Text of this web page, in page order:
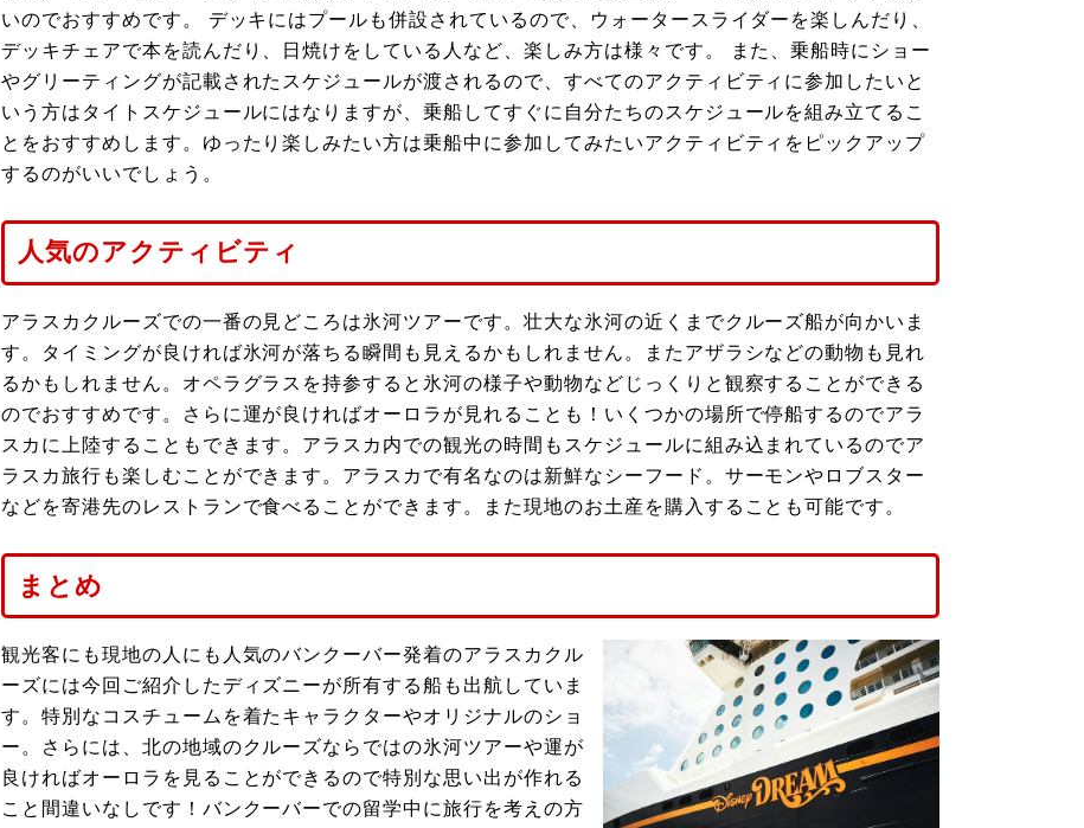
いのでおすすめです。 デッキにはプールも併設されているので、ウォータースライダーを楽しんだり、
デッキチェアで本を読んだり、日焼けをしている人など、楽しみ方は様々です。 また、乗船時にショー
やグリーティングが記載されたスケジュールが渡されるので、すべてのアクティビティに参加したいと
いう方はタイトスケジュールにはなりますが、乗船してすぐに自分たちのスケジュールを組み立てるこ
とをおすすめします。ゆったり楽しみたい方は乗船中に参加してみたいアクティビティをピックアップ
するのがいいでしょう。
人気のアクティビティ
アラスカクルーズでの一番の見どころは氷河ツアーです。壮大な氷河の近くまでクルーズ船が向かいま
す。タイミングが良ければ氷河が落ちる瞬間も見えるかもしれません。またアザラシなどの動物も見れ
るかもしれません。オペラグラスを持参すると氷河の様子や動物などじっくりと観察することができる
のでおすすめです。さらに運が良ければオーロラが見れることも！いくつかの場所で停船するのでアラ
スカに上陸することもできます。アラスカ内での観光の時間もスケジュールに組み込まれているのでア
ラスカ旅行も楽しむことができます。アラスカで有名なのは新鮮なシーフード。サーモンやロブスター
などを寄港先のレストランで食べることができます。また現地のお土産を購入することも可能です。
まとめ
観光客にも現地の人にも人気のバンクーバー発着のアラスカクル
ーズには今回ご紹介したディズニーが所有する船も出航していま
す。特別なコスチュームを着たキャラクターやオリジナルのショ
ー。さらには、北の地域のクルーズならではの氷河ツアーや運が
良ければオーロラを見ることができるので特別な思い出が作れる
こと間違いなしです！バンクーバーでの留学中に旅行を考えの方